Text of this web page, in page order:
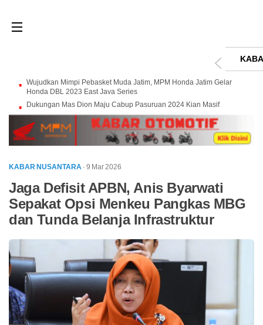
Wujudkan Mimpi Pebasket Muda Jatim, MPM Honda Jatim Gelar
Honda DBL 2023 East Java Series
Dukungan Mas Dion Maju Cabup Pasuruan 2024 Kian Masif
KABAR NUSANTARA · 9 Mar 2026
Jaga Defisit APBN, Anis Byarwati
Sepakat Opsi Menkeu Pangkas MBG
dan Tunda Belanja Infrastruktur